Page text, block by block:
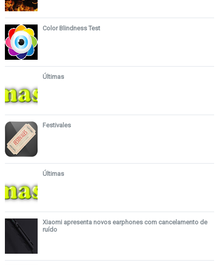
Color Blindness Test
Últimas
Festivales
Últimas
Xiaomi apresenta novos earphones com cancelamento de
ruído